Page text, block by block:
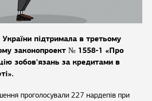
підтримала в третьому
законопроект № 1558-1 «Про
зобов'язань за кредитами в
проголосували 227 нардепів при